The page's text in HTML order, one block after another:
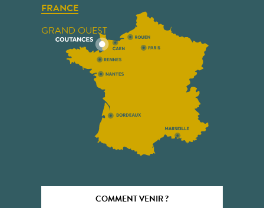
FRANCE
GRAND OUEST
COMMENT VENIR ?